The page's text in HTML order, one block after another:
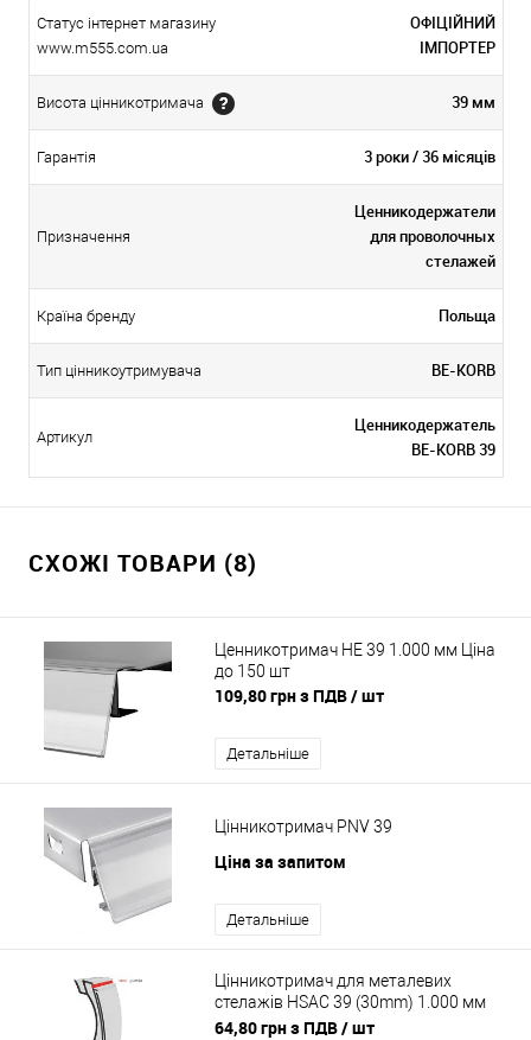
Статус інтернет магазину
www.m555.com.ua
ОФІЦІЙНИЙ
ІМПОРТЕР
Висота цінникотримача 39 мм
Гарантія 3 роки / 36 місяців
Призначення
Ценникодержатели
для проволочных
стелажей
Країна бренду Польща
Тип цінникоутримувача BE-KORB
Артикул
Ценникодержатель
BE-KORB 39
СХОЖІ ТОВАРИ (8)
Ценникотримач HE 39 1.000 мм Ціна
до 150 шт
109,80 грн з ПДВ/ шт
Детальніше
Цінникотримач PNV 39
Ціна за запитом
Детальніше
Цінникотримач для металевих
стелажів HSAC 39 (30mm) 1.000 мм
Ціна до 100 шт
64,80 грн з ПДВ/ шт